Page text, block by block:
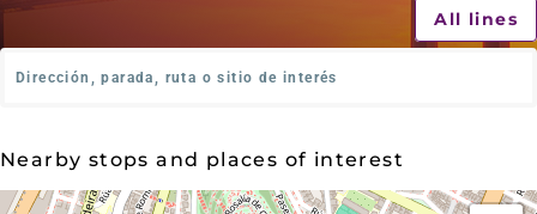
All lines
¿
D
d
Nearby stops and places of interest